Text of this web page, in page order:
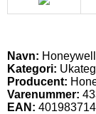
Navn:
Kategori:
Producent:
Varenummer:
EAN: